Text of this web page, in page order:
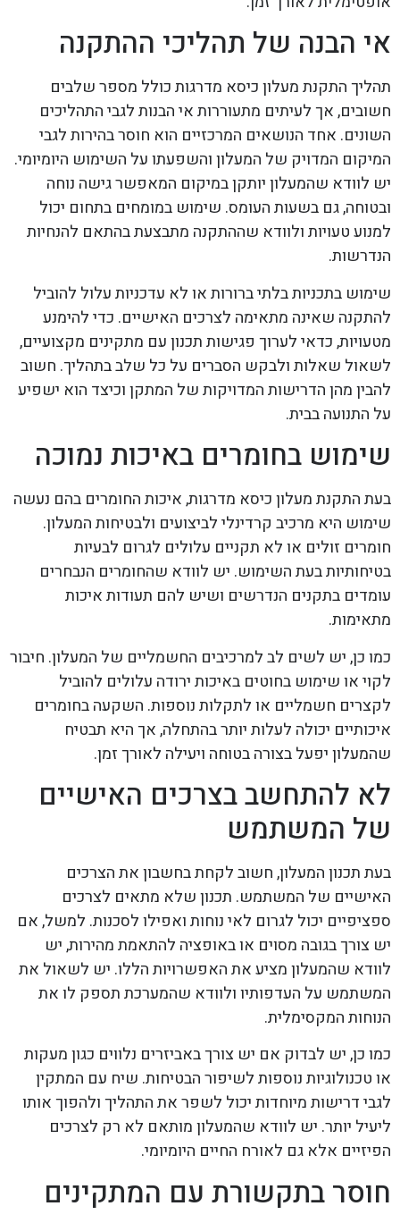
אי הבנה של תהליכי ההתקנה
תהליך התקנת מעלון כיסא מדרגות כולל מספר שלבים
חשובים, אך לעיתים מתעוררות אי הבנות לגבי התהליכים
השונים. אחד הנושאים המרכזיים הוא חוסר בהירות לגבי
המיקום המדויק של המעלון והשפעתו על השימוש היומיומי.
יש לוודא שהמעלון יותקן במיקום המאפשר גישה נוחה
ובטוחה, גם בשעות העומס. שימוש במומחים בתחום יכול
למנוע טעויות ולוודא שההתקנה מתבצעת בהתאם להנחיות
הנדרשות.
שימוש בתכניות בלתי ברורות או לא עדכניות עלול להוביל
להתקנה שאינה מתאימה לצרכים האישיים. כדי להימנע
מטעויות, כדאי לערוך פגישות תכנון עם מתקינים מקצועיים,
לשאול שאלות ולבקש הסברים על כל שלב בתהליך. חשוב
להבין מהן הדרישות המדויקות של המתקן וכיצד הוא ישפיע
על התנועה בבית.
שימוש בחומרים באיכות נמוכה
בעת התקנת מעלון כיסא מדרגות, איכות החומרים בהם נעשה
שימוש היא מרכיב קרדינלי לביצועים ולבטיחות המעלון.
חומרים זולים או לא תקניים עלולים לגרום לבעיות
בטיחותיות בעת השימוש. יש לוודא שהחומרים הנבחרים
עומדים בתקנים הנדרשים ושיש להם תעודות איכות
מתאימות.
כמו כן, יש לשים לב למרכיבים החשמליים של המעלון. חיבור
לקוי או שימוש בחוטים באיכות ירודה עלולים להוביל
לקצרים חשמליים או לתקלות נוספות. השקעה בחומרים
איכותיים יכולה לעלות יותר בהתחלה, אך היא תבטיח
שהמעלון יפעל בצורה בטוחה ויעילה לאורך זמן.
לא להתחשב בצרכים האישיים
של המשתמש
בעת תכנון המעלון, חשוב לקחת בחשבון את הצרכים
האישיים של המשתמש. תכנון שלא מתאים לצרכים
ספציפיים יכול לגרום לאי נוחות ואפילו לסכנות. למשל, אם
יש צורך בגובה מסוים או באופציה להתאמת מהירות, יש
לוודא שהמעלון מציע את האפשרויות הללו. יש לשאול את
המשתמש על העדפותיו ולוודא שהמערכת תספק לו את
הנוחות המקסימלית.
כמו כן, יש לבדוק אם יש צורך באביזרים נלווים כגון מעקות
או טכנולוגיות נוספות לשיפור הבטיחות. שיח עם המתקין
לגבי דרישות מיוחדות יכול לשפר את התהליך ולהפוך אותו
ליעיל יותר. יש לוודא שהמעלון מותאם לא רק לצרכים
הפיזיים אלא גם לאורח החיים היומיומי.
חוסר בתקשורת עם המתקינים